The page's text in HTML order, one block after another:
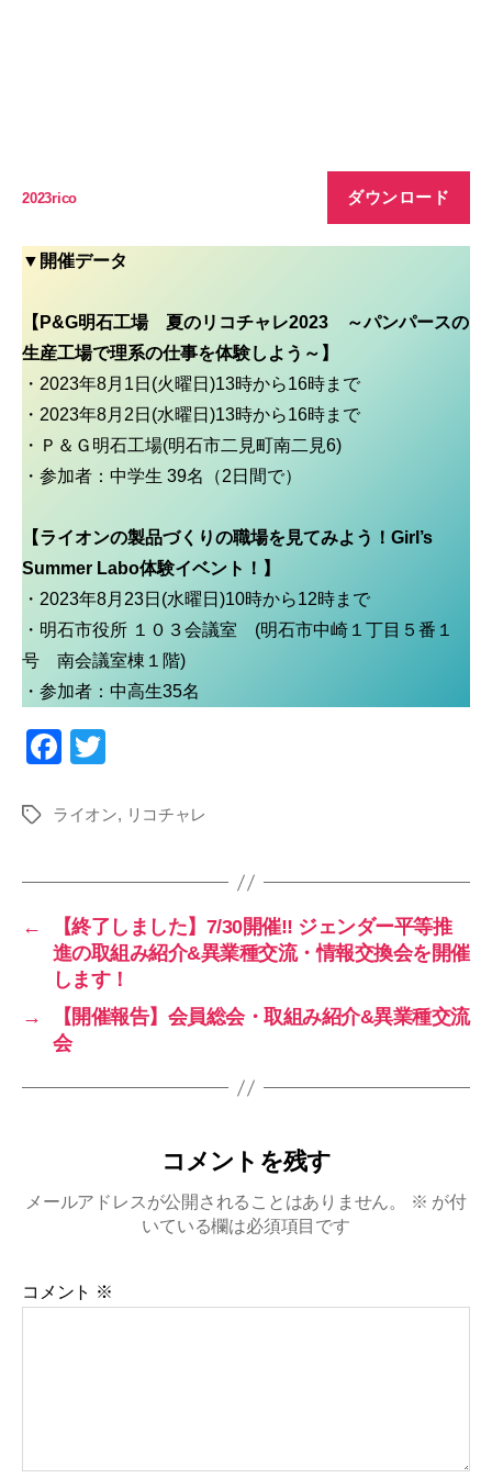
2023rico ダウンロード
▼開催データ
【P&G明石工場 夏のリコチャレ2023 ～パンパースの
生産工場で理系の仕事を体験しよう～】
・2023年8月1日(火曜日)13時から16時まで
・2023年8月2日(水曜日)13時から16時まで
・Ｐ＆Ｇ明石工場(明石市二見町南二見6)
・参加者：中学生 39名（2日間で）
【ライオンの製品づくりの職場を見てみよう！Girl’s
Summer Labo体験イベント！】
・2023年8月23日(水曜日)10時から12時まで
・明石市役所 １０３会議室 (明石市中崎１丁目５番１
号 南会議室棟１階)
・参加者：中高生35名
F
c
b
o
o
k
tt
タ
ライオン, リコチャレ
←
【終了しました】7/30開催!! ジェンダー平等推
進の取組み紹介&異業種交流・情報交換会を開催
します！
→
【開催報告】会員総会・取組み紹介&異業種交流
会
コメントを残す
メールアドレスが公開されることはありません。 ※ が付
いている欄は必須項目です
コメント ※